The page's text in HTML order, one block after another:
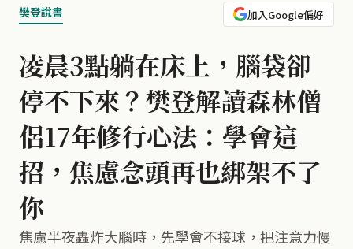
樊登說書 加入Google偏好
凌晨3點躺在床上，腦袋卻
停不下來？樊登解讀森林僧
侶17年修行心法：學會這
招，焦慮念頭再也綁架不了
你
焦慮半夜轟炸大腦時，先學會不接球，把注意力慢